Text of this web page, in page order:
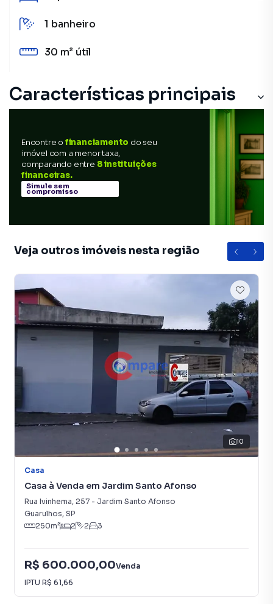
1 banheiro
30 m² útil
Características principais
Encontre o financiamento do seu
imóvel com a menor taxa,
comparando entre 8 instituições
financeiras.
Simule sem
compromisso
Veja outros imóveis nesta região
10
Casa
Casa à Venda em Jardim Santo Afonso
Rua Ivinhema, 257 - Jardim Santo Afonso
Guarulhos, SP
250m² 2 2 3
R$ 600.000,00Venda
IPTU R$ 61,66